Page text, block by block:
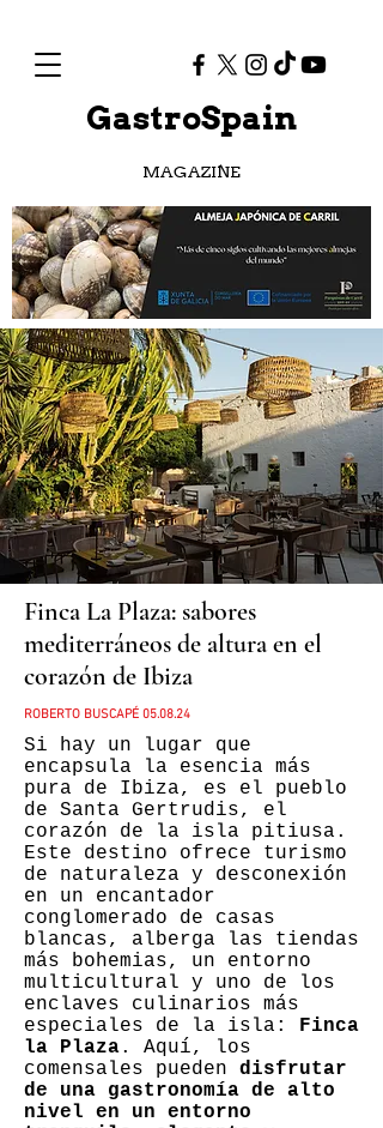
GastroSpain
MAGAZINE
Finca La Plaza: sabores
mediterráneos de altura en el
corazón de Ibiza
ROBERTO BUSCAPÉ 05.08.24
Si hay un lugar que
encapsula la esencia más
pura de Ibiza, es el pueblo
de Santa Gertrudis, el
corazón de la isla pitiusa.
Este destino ofrece turismo
de naturaleza y desconexión
en un encantador
conglomerado de casas
blancas, alberga las tiendas
más bohemias, un entorno
multicultural y uno de los
enclaves culinarios más
especiales de la isla: Finca
la Plaza. Aquí, los
comensales pueden disfrutar
de una gastronomía de alto
nivel en un entorno